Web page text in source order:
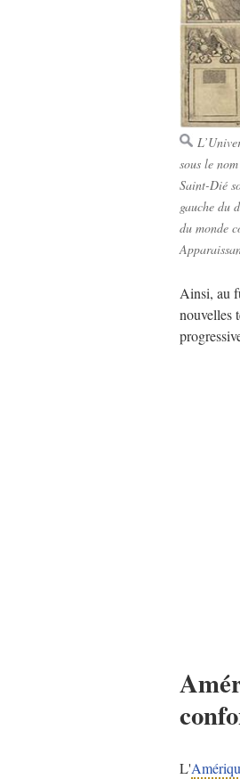
L’
sous le
Saint-Dié
gauche du
du monde
Ainsi, au
nouvelles
L'